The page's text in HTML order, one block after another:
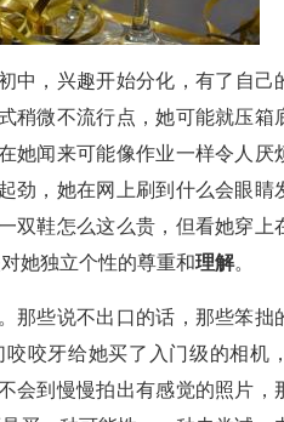
中，兴趣开始分化，有了自
稍微不流行点，她可能就压箱
她闻来可能像作业一样令人厌
劲，她在网上刷到什么会眼睛
鞋怎么这么贵，但看她穿上
她独立个性的尊重和理解。
那些说不出口的话，那些笨拙
咬牙给她买了入门级的相机
会到慢慢拍出有感觉的照片，